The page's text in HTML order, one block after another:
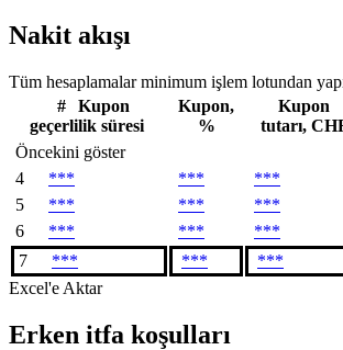
Nakit akışı
Tüm hesaplamalar minimum işlem lotundan
#
Kupon
geçerlilik süresi
Kupon,
%
Kupon
tutarı,
Öncekini göster
4
*** *** ***
5
*** *** ***
6
*** *** ***
7
*** *** ***
Excel'e Aktar
Erken itfa koşulları